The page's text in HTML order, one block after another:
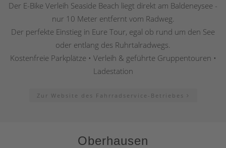
Der E-Bike Verleih Seaside Beach liegt direkt am Baldeneysee -
nur 10 Meter entfernt vom Radweg.
Der perfekte Einstieg in Eure Tour, egal ob rund um den See
oder entlang des Ruhrtalradwegs.
Kostenfreie Parkplätze • Verleih & geführte Gruppentouren •
Ladestation
Zur Website des Fahrradservice-Betriebes
Oberhausen